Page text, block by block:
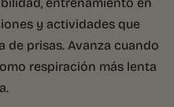
y actividades que
de prisas. Avanza cuando
respiración más lenta